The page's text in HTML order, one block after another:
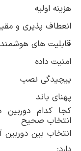
هزینه اولیه
انعطاف پذیری و
قابلیت های هوشمند
امنیت داده
پیچیدگی نصب
پهنای باند
کجا کدام دوربین
انتخاب صحیح